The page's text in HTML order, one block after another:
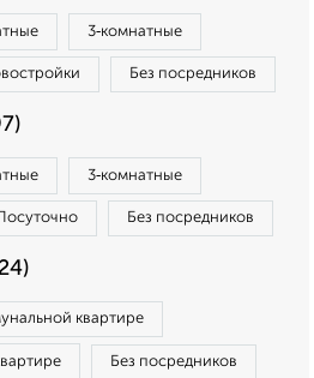
3‑комнатные
Без посредников
3‑комнатные
Без посредников
квартире
Без посредников